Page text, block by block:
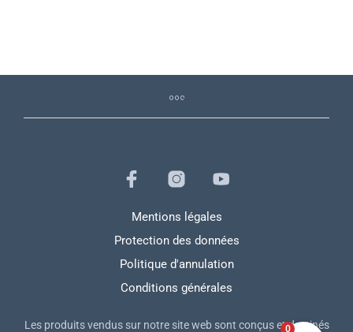
Mentions légales
Protection des données
Politique d'annulation
Conditions générales
Les produits vendus sur notre site web sont conçus et destinés
0